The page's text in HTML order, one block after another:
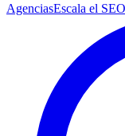
AgenciasEscala el